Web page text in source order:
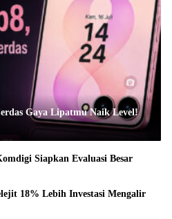
Gaya Lipatmu Naik Level!
Siapkan Evaluasi Besar
18% Lebih Investasi Mengalir